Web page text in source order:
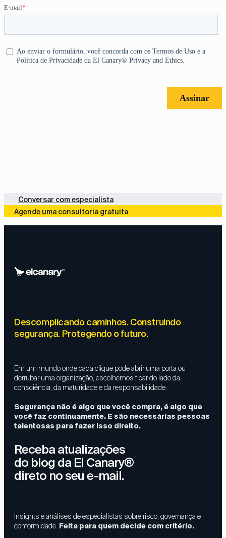
Conversar com especialista
Agende uma consultoria gratuita
Descomplicando caminhos. Construindo
segurança. Protegendo o futuro.
Em um mundo onde cada clique pode abrir uma porta ou
derrubar uma organização, escolhemos ficar do lado da
consciência, da maturidade e da responsabilidade.
Segurança não é algo que você compra, é algo que
você faz continuamente. E são necessárias pessoas
talentosas para fazer isso direito.
Receba atualizações
do blog da El Canary®
direto no seu e-mail.
Insights e análises de especialistas sobre risco, governança e
conformidade. Feita para quem decide com critério.